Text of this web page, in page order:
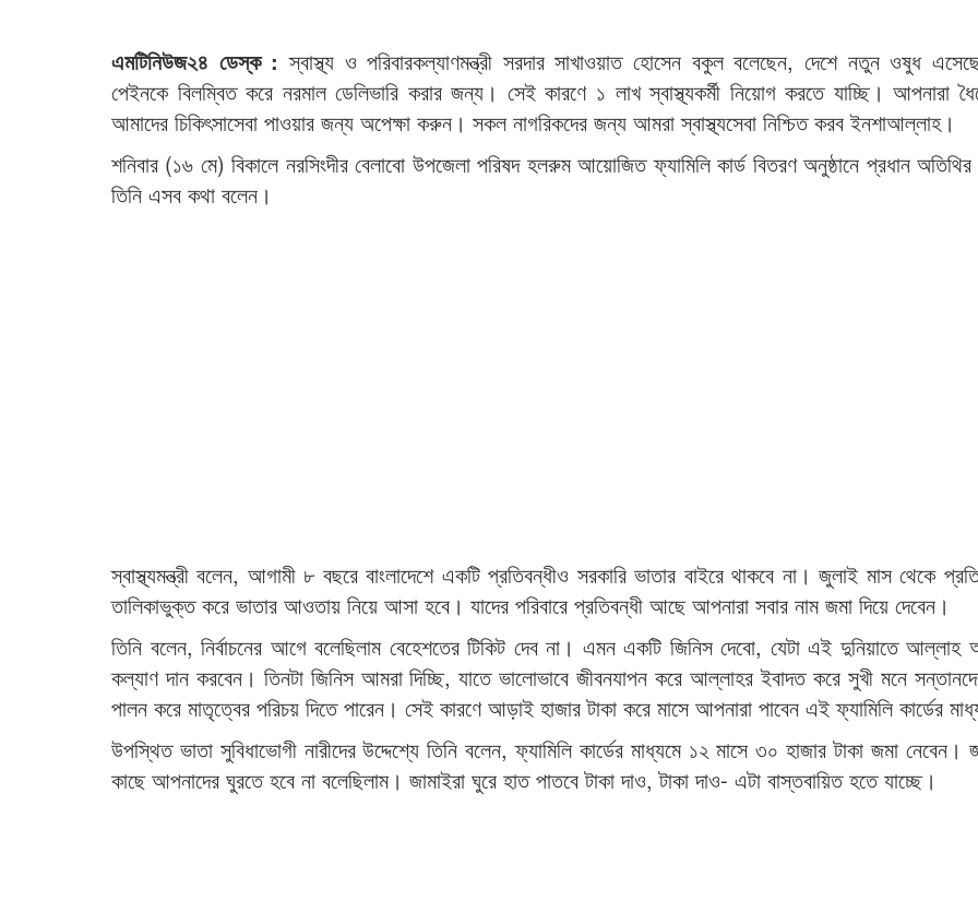
এমটিনিউজ২৪ ডেস্ক : স্বাস্থ্য ও পরিবারকল্যাণমন্ত্রী সরদার সাখাওয়াত হোসেন বকুল বলেছেন, দেশে নতুন ওষুধ
পেইনকে বিলম্বিত করে নরমাল ডেলিভারি করার জন্য। সেই কারণে ১ লাখ স্বাস্থ্যকর্মী নিয়োগ করতে যাচ্ছি। আপনারা
আমাদের চিকিৎসাসেবা পাওয়ার জন্য অপেক্ষা করুন। সকল নাগরিকদের জন্য আমরা স্বাস্থ্যসেবা নিশ্চিত করব ইনশাআল্লাহ।
শনিবার (১৬ মে) বিকালে নরসিংদীর বেলাবো উপজেলা পরিষদ হলরুম আয়োজিত ফ্যামিলি কার্ড বিতরণ অনুষ্ঠানে প্রধান
তিনি এসব কথা বলেন।
স্বাস্থ্যমন্ত্রী বলেন, আগামী ৮ বছরে বাংলাদেশে একটি প্রতিবন্ধীও সরকারি ভাতার বাইরে থাকবে না। জুলাই মাস থেকে
তালিকাভুক্ত করে ভাতার আওতায় নিয়ে আসা হবে। যাদের পরিবারে প্রতিবন্ধী আছে আপনারা সবার নাম জমা দিয়ে দেবেন।
তিনি বলেন, নির্বাচনের আগে বলেছিলাম বেহেশতের টিকিট দেব না। এমন একটি জিনিস দেবো, যেটা এই দুনিয়াতে আল্লাহ
কল্যাণ দান করবেন। তিনটা জিনিস আমরা দিচ্ছি, যাতে ভালোভাবে জীবনযাপন করে আল্লাহর ইবাদত করে সুখী মনে
পালন করে মাতৃত্বের পরিচয় দিতে পারেন। সেই কারণে আড়াই হাজার টাকা করে মাসে আপনারা পাবেন এই ফ্যামিলি কার্ডের
উপস্থিত ভাতা সুবিধাভোগী নারীদের উদ্দেশ্যে তিনি বলেন, ফ্যামিলি কার্ডের মাধ্যমে ১২ মাসে ৩০ হাজার টাকা জমা নেবেন।
কাছে আপনাদের ঘুরতে হবে না বলেছিলাম। জামাইরা ঘুরে হাত পাতবে টাকা দাও, টাকা দাও- এটা বাস্তবায়িত হতে যাচ্ছে।